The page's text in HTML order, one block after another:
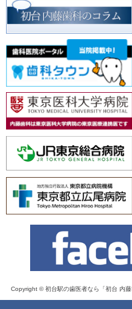
Copyright ©初台駅の歯医者なら「初台 内